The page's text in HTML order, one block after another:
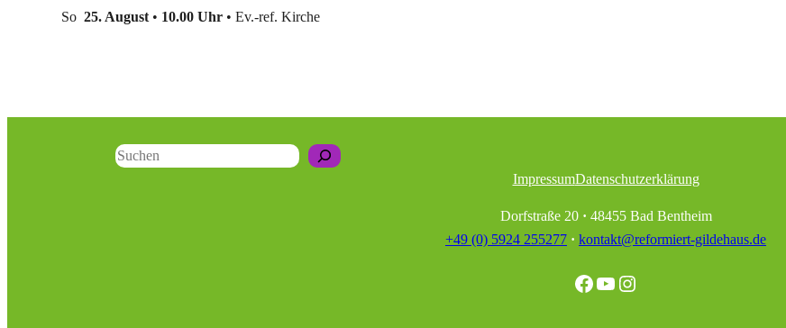
So 25. August • 10.00 Uhr • Ev.-ref. Kirche
Suchen
ImpressumDatenschutzerklärung
Dorfstraße 20 · 48455 Bad Bentheim
+49 (0) 5924 255277 · kontakt@reformiert-gildehaus.de
Facebook
YouTube
Instagram